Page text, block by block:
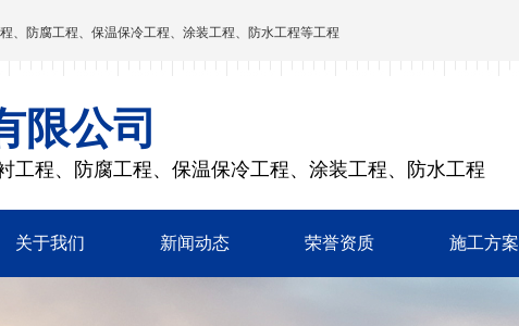
、防腐工程、保温保冷工程、涂装工程、防水工程等工程
限公司
工程、防腐工程、保温保冷工程、涂装工程、防水工程
关于我们 新闻动态 荣誉资质 施工方案